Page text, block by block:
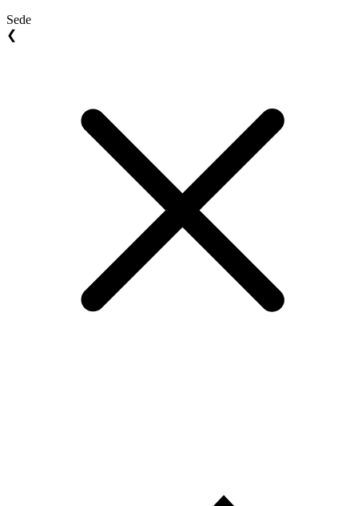
Sede
❮